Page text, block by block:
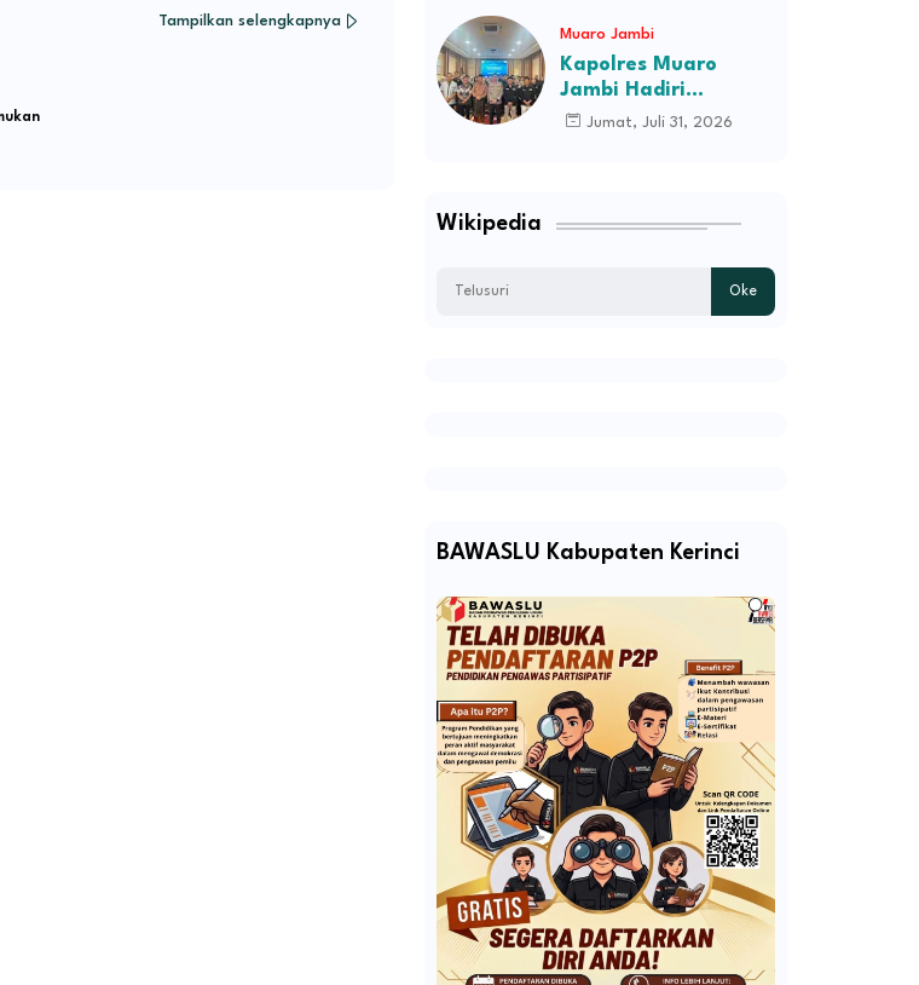
Tampilkan selengkapnya
Desa Kec Tebo Ilir
Bakal Blokade Jalan
Muaro Jambi
Kapolres Muaro
Jambi Hadiri
Pelantikan Pengurus
Jumat, Juli 31, 2026
Wikipedia
BAWASLU Kabupaten Kerinci